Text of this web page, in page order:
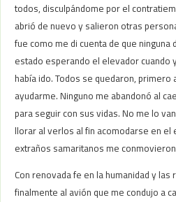
todos, disculpándome por el
abrió de nuevo y salieron otras
fue como me di cuenta de que ninguna
estado esperando el elevador cuando
había ido. Todos se quedaron,
ayudarme. Ninguno me abandonó al
para seguir con sus vidas. No me lo
llorar al verlos al fin acomodarse en el
extraños samaritanos me
Con renovada fe en la humanidad y
finalmente al avión que me condujo a